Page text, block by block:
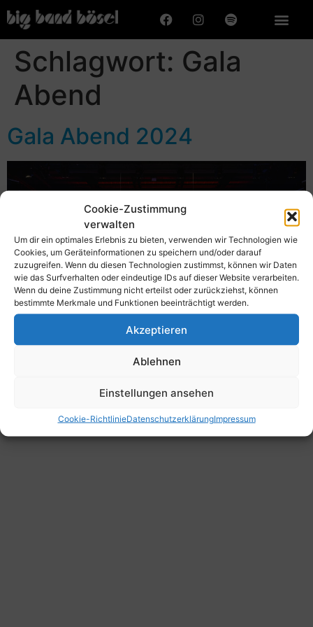
Cookie-Zustimmung
verwalten
Um dir ein optimales Erlebnis zu bieten, verwenden wir Technologien wie
Cookies, um Geräteinformationen zu speichern und/oder darauf
zuzugreifen. Wenn du diesen Technologien zustimmst, können wir Daten
wie das Surfverhalten oder eindeutige IDs auf dieser Website verarbeiten.
Wenn du deine Zustimmung nicht erteilst oder zurückziehst, können
bestimmte Merkmale und Funktionen beeinträchtigt werden.
Akzeptieren
Ablehnen
Einstellungen ansehen
Cookie-RichtlinieDatenschutzerklärungImpressum
Schlagwort: Gala
Abend
Gala Abend 2024